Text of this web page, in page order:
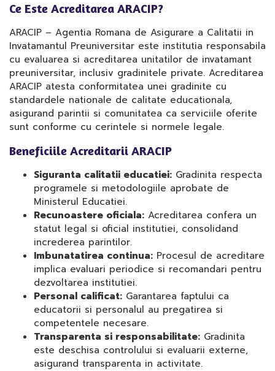
Ce Este Acreditarea ARACIP?
ARACIP – Agentia Romana de Asigurare a Calitatii in
Invatamantul Preuniversitar este institutia responsabila
cu evaluarea si acreditarea unitatilor de invatamant
preuniversitar, inclusiv gradinitele private. Acreditarea
ARACIP atesta conformitatea unei gradinite cu
standardele nationale de calitate educationala,
asigurand parintii si comunitatea ca serviciile oferite
sunt conforme cu cerintele si normele legale.
Beneficiile Acreditarii ARACIP
Siguranta calitatii educatiei: Gradinita respecta
programele si metodologiile aprobate de
Ministerul Educatiei.
Recunoastere oficiala: Acreditarea confera un
statut legal si oficial institutiei, consolidand
increderea parintilor.
Imbunatatirea continua: Procesul de acreditare
implica evaluari periodice si recomandari pentru
dezvoltarea institutiei.
Personal calificat: Garantarea faptului ca
educatorii si personalul au pregatirea si
competentele necesare.
Transparenta si responsabilitate: Gradinita
este deschisa controlului si evaluarii externe,
asigurand transparenta in activitate.